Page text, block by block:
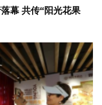
幕 共传“阳光花果